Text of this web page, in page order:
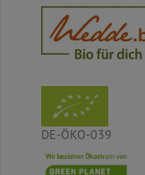
DE-ÖKO-039